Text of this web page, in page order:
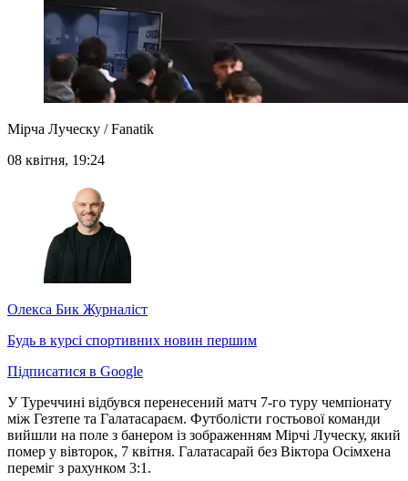
Мірча Луческу / Fanatik
08 квітня, 19:24
Олекса Бик Журналіст
Будь в курсі спортивних новин першим
Підписатися в Google
У Туреччині відбувся перенесений матч 7-го туру чемпіонату
між Гезтепе та Галатасараєм. Футболісти гостьової команди
вийшли на поле з банером із зображенням Мірчі Луческу, який
помер у вівторок, 7 квітня. Галатасарай без Віктора Осімхена
переміг з рахунком 3:1.